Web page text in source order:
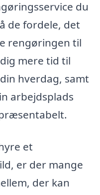
du
de fordele, det
rengøringen til
mere tid til
hverdag, samt
arbejdsplads
et
er der mange
der kan